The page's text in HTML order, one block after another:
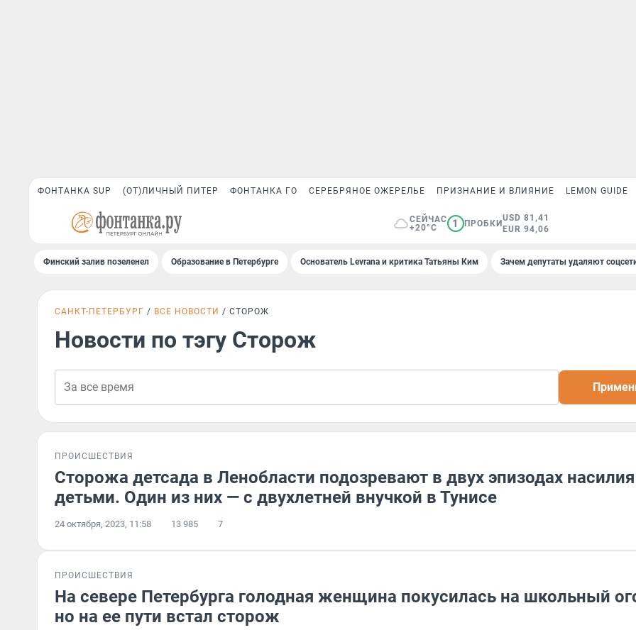
ФОНТАНКА SUP (ОТ)ЛИЧНЫЙ ПИТЕР ФОНТАНКА ГО СЕРЕБРЯНОЕ ОЖЕРЕЛЬЕ ПРИЗНАНИЕ И ВЛИЯНИЕ LEMON GUIDE
СЕЙЧАС
+20°C
1 ПРОБКИ
USD 81,41
EUR 94,06
Финский залив позеленел Образование в Петербурге Основатель Levrana и критика Татьяны Ким Зачем депутаты удаляют
САНКТ-ПЕТЕРБУРГ ВСЕ НОВОСТИ СТОРОЖ
Новости по тэгу Сторож
ПРОИСШЕСТВИЯ
Сторожа детсада в Ленобласти подозревают в двух эпизодах
детьми. Один из них — с двухлетней внучкой в Тунисе
24 октября, 2023, 11:58 13 985 7
ПРОИСШЕСТВИЯ
На севере Петербурга голодная женщина покусилась на школьный
но на ее пути встал сторож